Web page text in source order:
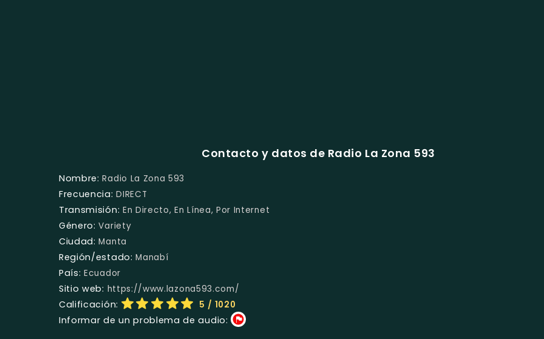
Contacto y datos de Radio La Zona 593
Nombre: Radio La Zona 593
Frecuencia: DIRECT
Transmisión: En Directo, En Línea, Por Internet
Género: Variety
Ciudad: Manta
Región/estado: Manabí
País: Ecuador
Sitio web: https://www.lazona593.com/
Calificación: 5 / 1020
Informar de un problema de audio: